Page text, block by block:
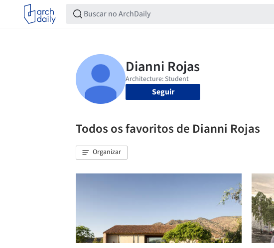
Seguir
Todos os favoritos de Dianni Rojas
Organizar